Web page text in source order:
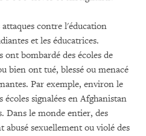
attaques contre l'éducation
et les éducatrices.
bombardé des écoles de
bien ont tué, blessé ou menacé
Par exemple, environ le
écoles signalées en Afghanistan
Dans le monde entier, des
abusé sexuellement ou violé des